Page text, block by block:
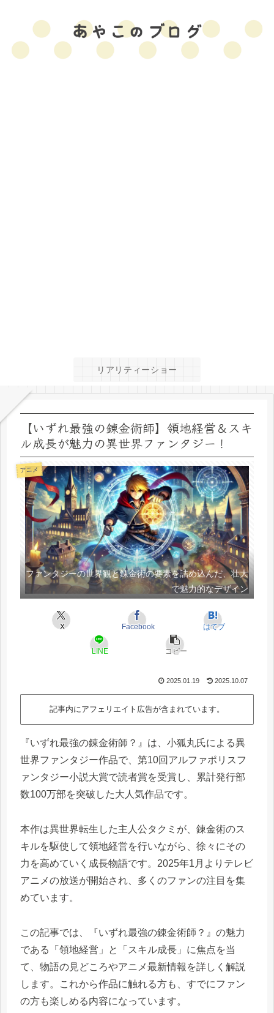
リアリティーショー
【いずれ最強の錬金術師】領地経営＆スキ
ル成長が魅力の異世界ファンタジー！
アニメ
ファンタジーの世界観と錬金術の要素を詰め込んだ、壮大
で魅力的なデザイン
X Facebook はてブ
LINE コピー
2025.01.19 2025.10.07
記事内にアフェリエイト広告が含まれています。
『いずれ最強の錬金術師？』は、小狐丸氏による異
世界ファンタジー作品で、第10回アルファポリスフ
ァンタジー小説大賞で読者賞を受賞し、累計発行部
数100万部を突破した大人気作品です。
本作は異世界転生した主人公タクミが、錬金術のス
キルを駆使して領地経営を行いながら、徐々にその
力を高めていく成長物語です。2025年1月よりテレビ
アニメの放送が開始され、多くのファンの注目を集
めています。
この記事では、『いずれ最強の錬金術師？』の魅力
である「領地経営」と「スキル成長」に焦点を当
て、物語の見どころやアニメ最新情報を詳しく解説
します。これから作品に触れる方も、すでにファン
の方も楽しめる内容になっています。